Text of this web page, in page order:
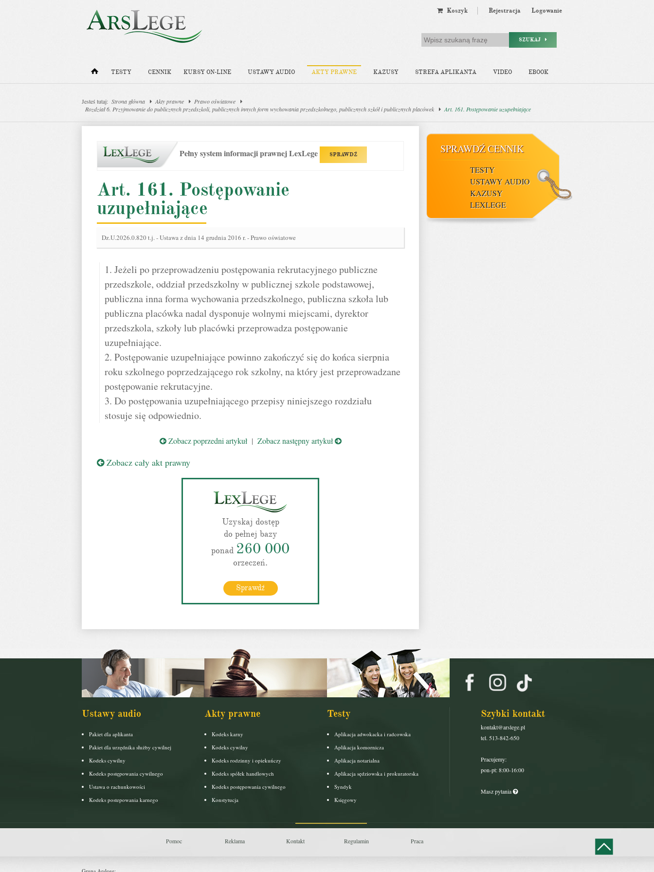
Koszyk Rejestracja Logowanie
SZUKAJ
TESTY CENNIK KURSY ON-LINE USTAWY AUDIO AKTY PRAWNE KAZUSY STREFA APLIKANTA VIDEO EBOOK
Jesteś tutaj: Strona główna Akty prawne
Prawo oświatowe
Rozdział 6. Przyjmowanie do publicznych przedszkoli, publicznych innych form wychowania przedszkolnego, publicznych szkół i publicznych placówek
Art. 161. Postępowanie uzupełniające
Pełny system informacji prawnej LexLege SPRAWDŹ
Art. 161. Postępowanie
uzupełniające
Dz.U.2026.0.820 t.j.-Ustawa z dnia 14 grudnia 2016 r. - Prawo oświatowe
1. Jeżeli po przeprowadzeniu postępowania rekrutacyjnego publiczne
przedszkole, oddział przedszkolny w publicznej szkole podstawowej,
publiczna inna forma wychowania przedszkolnego, publiczna szkoła lub
publiczna placówka nadal dysponuje wolnymi miejscami, dyrektor
przedszkola, szkoły lub placówki przeprowadza postępowanie
uzupełniające.
2. Postępowanie uzupełniające powinno zakończyć się do końca sierpnia
roku szkolnego poprzedzającego rok szkolny, na który jest przeprowadzane
postępowanie rekrutacyjne.
3. Do postępowania uzupełniającego przepisy niniejszego rozdziału
stosuje się odpowiednio.
Zobacz poprzedni artykuł| Zobacz następny artykuł
Zobacz cały akt prawny
Uzyskaj dostęp
do pełnej bazy
ponad 260 000
orzeczeń.
Sprawdź
SPRAWDŹ CENNIK
TESTY
USTAWY AUDIO
KAZUSY
LEXLEGE
Ustawy audio
Pakiet dla aplikanta
Pakiet dla urzędnika służby cywilnej
Kodeks cywilny
Kodeks postępowania cywilnego
Ustawa o rachunkowości
Kodeks postepowania karnego
Akty prawne
Kodeks karny
Kodeks cywilny
Kodeks rodzinny i opiekuńczy
Kodeks spółek handlowych
Kodeks postępowania cywilnego
Konstytucja
Testy
Aplikacja adwokacka i radcowska
Aplikacja komornicza
Aplikacja notarialna
Aplikacja sędziowska i prokuratorska
Syndyk
Księgowy
Szybki kontakt
kontakt@arslege.pl
tel. 513-842-650
Pracujemy:
pon-pt: 8:00-16:00
Masz pytania
Pomoc Reklama Kontakt Regulamin Praca